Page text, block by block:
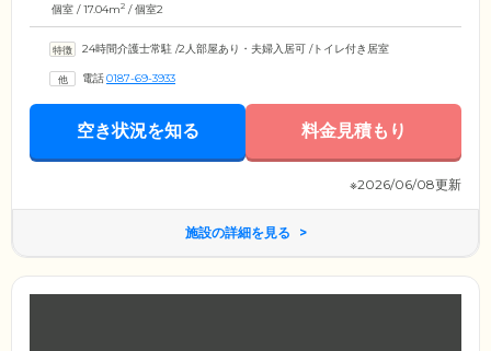
個室 / 17.04m2 / 個室2
24時間介護士常駐 /2人部屋あり・夫婦入居可 /トイレ付き居室
電話0187-69-3933
空き状況を知る 料金見積もり
※2026/06/08更新
施設の詳細を見る